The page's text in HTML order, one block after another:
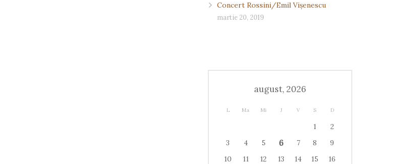
Concert Rossini/Emil Vişenescu
martie 20, 2019
august, 2026
L Ma Mi J V S D
1
2
3
4 5 6 7 8
9
10
11 12 13 14 15
16